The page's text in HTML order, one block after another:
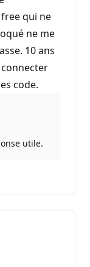
qui ne
ne me
10 ans
code.
utile.